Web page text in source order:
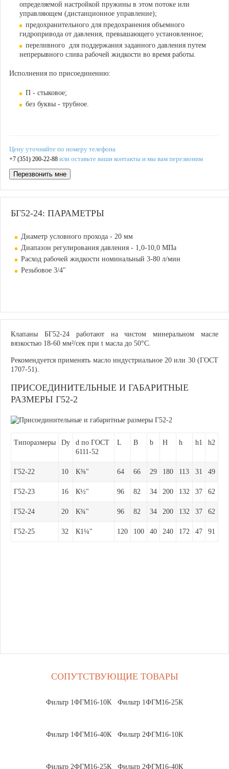
определяемой настройкой пружины в этом потоке или
управляющем (дистанционное управление);
предохранительного для предохранения объемного
гидропривода от давления, превышающего установленное;
переливного для поддержания заданного давления путем
непрерывного слива рабочей жидкости во время работы.
Исполнения по присоединению:
П - стыковое;
без буквы - трубное.
Цену уточняйте по номеру телефона
+7 (351) 200-22-88 или оставьте ваши контакты и мы вам перезвоним
Перезвонить мне
БГ52-24: ПАРАМЕТРЫ
Диаметр условного прохода - 20 мм
Диапазон регулирования давления - 1,0-10,0 МПа
Расход рабочей жидкости номинальный 3-80 л/мин
Резьбовое 3/4"
Клапаны БГ52-24 работают на чистом минеральном масле
вязкостью 18-60 мм²/сек при t масла до 50°С.
Рекомендуется применять масло индустриальное 20 или 30 (ГОСТ
1707-51).
ПРИСОЕДИНИТЕЛЬНЫЕ И ГАБАРИТНЫЕ
РАЗМЕРЫ Г52-2
Типоразмеры Dy
d по ГОСТ
6111-52
L B b H h h1 h2
Г52-22 10 К⅜" 64 66 29 180 113 31 49
Г52-23 16 К½" 96 82 34 200 132 37 62
Г52-24 20 К¾" 96 82 34 200 132 37 62
Г52-25 32 К1¼" 120 100 40 240 172 47 91
СОПУТСТВУЮЩИЕ ТОВАРЫ
Фильтр 1ФГМ16-10К Фильтр 1ФГМ16-25К
Фильтр 1ФГМ16-40К Фильтр 2ФГМ16-10К
Фильтр 2ФГМ16-25К Фильтр 2ФГМ16-40К